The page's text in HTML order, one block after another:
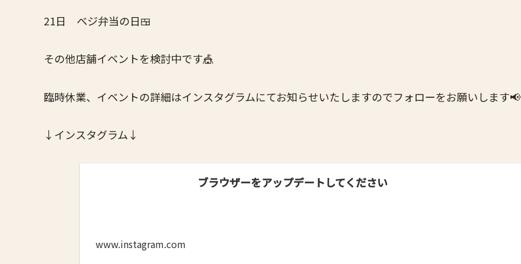
21日 ベジ弁当の日🍱
その他店舗イベントを検討中です🎪
臨時休業、イベントの詳細はインスタグラムにてお知らせいたしますのでフォローをお願いします📢
↓インスタグラム↓
ブラウザーをアップデートしてください
www.instagram.com